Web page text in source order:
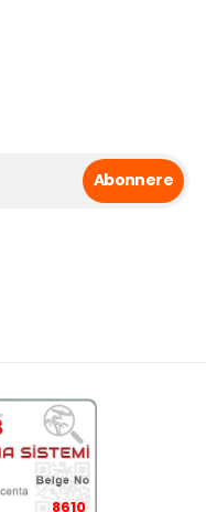
Abonnere
8610